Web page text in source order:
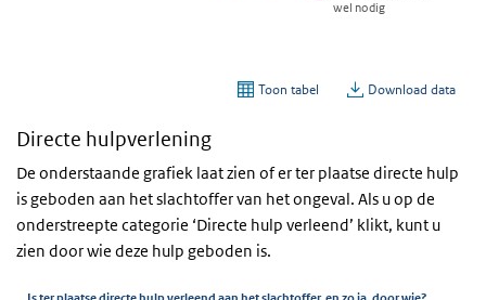
Directe hulpverlening
De onderstaande grafiek laat zien of er ter plaatse directe hulp
is geboden aan het slachtoffer van het ongeval. Als u op de
onderstreepte categorie ‘Directe hulp verleend’ klikt, kunt u
zien door wie deze hulp geboden is.